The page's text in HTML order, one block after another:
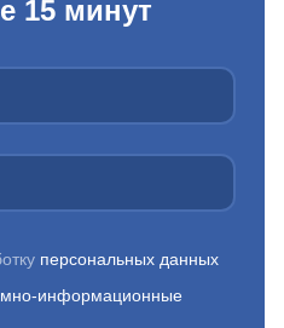
15 минут
персональных данных
информационные